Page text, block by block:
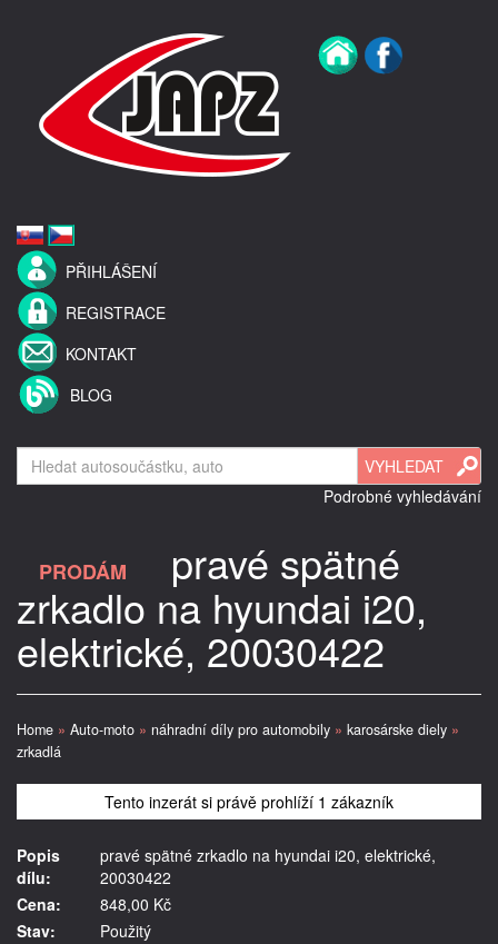
PŘIHLÁŠENÍ
REGISTRACE
KONTAKT
BLOG
Podrobné vyhledávání
PRODÁM pravé spätné
zrkadlo na hyundai i20,
elektrické, 20030422
Home » Auto-moto » náhradní díly pro automobily » karosárske diely »
zrkadlá
Tento inzerát si právě prohlíží 1 zákazník
Popis
dílu:
pravé spätné zrkadlo na hyundai i20, elektrické,
20030422
Cena:
848,00 Kč
Stav:
Použitý